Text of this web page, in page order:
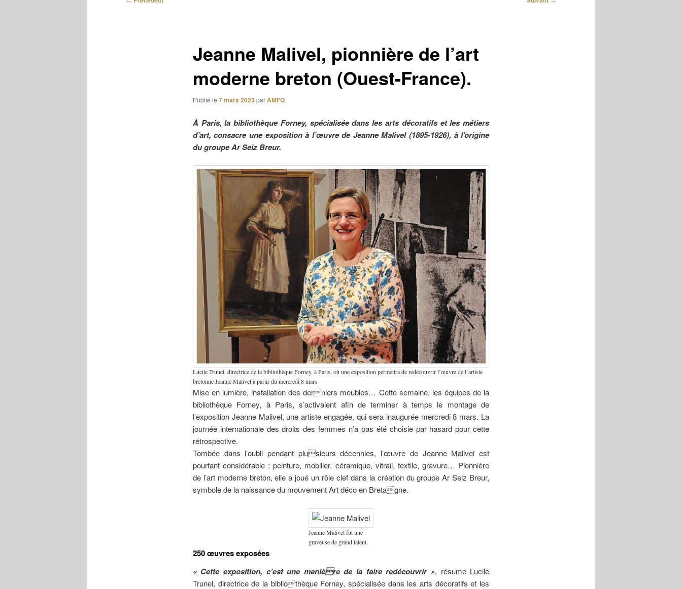
Jeanne Malivel, pionnière de l’art
moderne breton (Ouest-France).
Publié le 7 mars 2023 parAMFQ
À Paris, la bibliothèque Forney, spécialisée dans les arts décoratifs et les métiers
d’art, consacre une exposition à l’œuvre de Jeanne Malivel (1895-1926), à l’origine
du groupe Ar Seiz Breur.
Lucile Trunel, directrice de la bibliothèque Forney, à Paris, où une exposition permettra de redécouvrir l’œuvre de l’artiste
bretonne Jeanne Malivel à partir du mercredi 8 mars
Mise en lumière, installation des derniers meubles… Cette semaine, les équipes de la
bibliothèque Forney, à Paris, s’activaient afin de terminer à temps le montage de
l’exposition Jeanne Malivel, une artiste engagée, qui sera inaugurée mercredi 8 mars. La
journée internationale des droits des femmes n’a pas été choisie par hasard pour cette
rétrospective.
Tombée dans l’oubli pendant plusieurs décennies, l’œuvre de Jeanne Malivel est
pourtant considérable : peinture, mobilier, céramique, vitrail, textile, gravure… Pionnière
de l’art moderne breton, elle a joué un rôle clef dans la création du groupe Ar Seiz Breur,
symbole de la naissance du mouvement Art déco en Bretagne.
Jeanne Malivel fut une
graveuse de grand talent.
250 œuvres exposées
« Cette exposition, c’est une manière de la faire redécouvrir », résume Lucile
Trunel, directrice de la bibliothèque Forney, spécialisée dans les arts décoratifs et les